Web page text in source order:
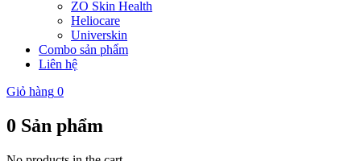
ZO Skin Health
Heliocare
Universkin
Combo sản phẩm
Liên hệ
Giỏ hàng 0
0 Sản phẩm